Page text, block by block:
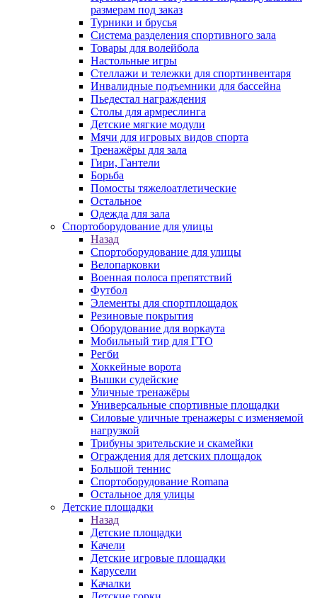
размерам под заказ
Турники и брусья
Система разделения спортивного зала
Товары для волейбола
Настольные игры
Стеллажи и тележки для спортинвентаря
Инвалидные подъемники для бассейна
Пьедестал награждения
Столы для армреслинга
Детские мягкие модули
Мячи для игровых видов спорта
Тренажёры для зала
Гири, Гантели
Борьба
Помосты тяжелоатлетические
Остальное
Одежда для зала
Спортоборудование для улицы
Назад
Спортоборудование для улицы
Велопарковки
Военная полоса препятствий
Футбол
Элементы для спортплощадок
Резиновые покрытия
Оборудование для воркаута
Мобильный тир для ГТО
Регби
Хоккейные ворота
Вышки судейские
Уличные тренажёры
Универсальные спортивные площадки
Силовые уличные тренажеры с изменяемой
нагрузкой
Трибуны зрительские и скамейки
Ограждения для детских площадок
Большой теннис
Спортоборудование Romana
Остальное для улицы
Детские площадки
Назад
Детские площадки
Качели
Детские игровые площадки
Карусели
Качалки